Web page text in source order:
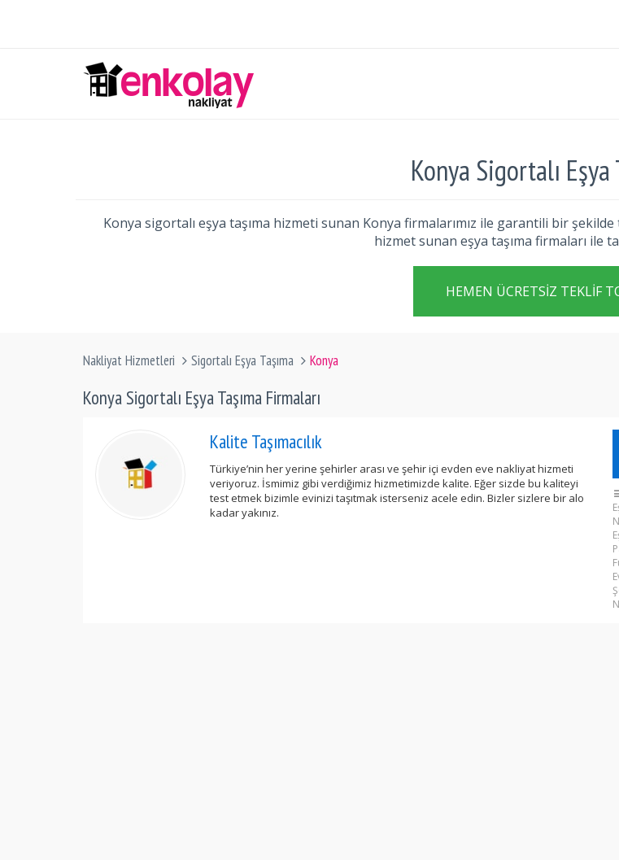
Konya Sigortalı Eşya
Konya sigortalı eşya taşıma hizmeti sunan Konya firmalarımız ile garantili bir
hizmet sunan eşya taşıma firmaları ile
HEMEN ÜCRETSIZ TEKLIF
Nakliyat Hizmetleri Sigortalı Eşya Taşıma Konya
Konya Sigortalı Eşya Taşıma Firmaları
Kalite Taşımacılık
Türkiye’nin her yerine şehirler arası ve şehir içi evden eve nakliyat hizmeti
veriyoruz. İsmimiz gibi verdiğimiz hizmetimizde kalite. Eğer sizde bu kaliteyi
test etmek bizimle evinizi taşıtmak isterseniz acele edin. Bizler sizlere bir alo
kadar yakınız.